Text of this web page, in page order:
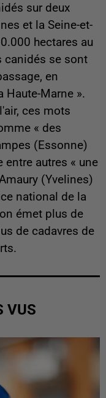
sur deux
et la Seine-et-
hectares au
canidés se sont
en
Haute-Marne ».
ces mots
« des
(Essonne)
entre autres « une
(Yvelines)
national de la
émet plus de
de cadavres de
VUS